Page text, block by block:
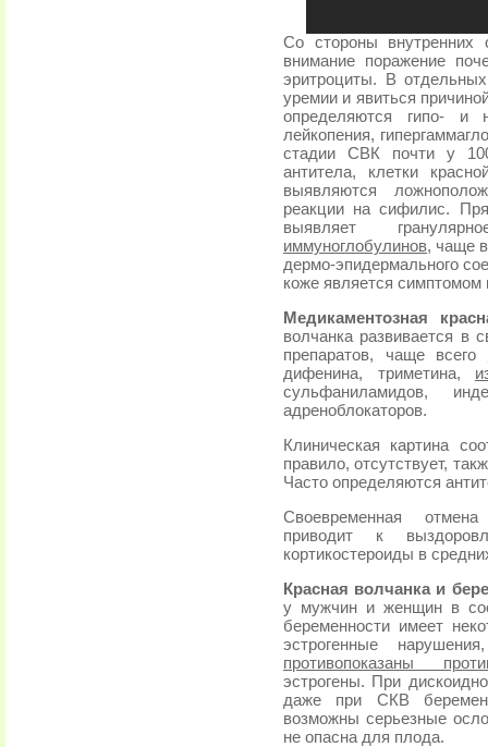
Со стороны внутренних
внимание поражение
эритроциты. В
уремии и явиться
определяются гипо- и
лейкопения,
стадии СВК почти у
антитела, клетки
выявляются
реакции на сифилис.
выявляет
иммуноглобулинов, чаще
дермо-эпидермального
коже является симптомом
Медикаментозная
волчанка развивается в
препаратов, чаще всего
дифенина, триметина,
сульфаниламидов,
адреноблокаторов.
Клиническая картина
правило, отсутствует,
Часто определяются
Своевременная
приводит к
кортикостероиды в
Красная волчанка и
у мужчин и женщин в
беременности имеет
эстрогенные
противопоказаны
эстрогены. При
даже при СКВ
возможны серьезные
не опасна для плода.